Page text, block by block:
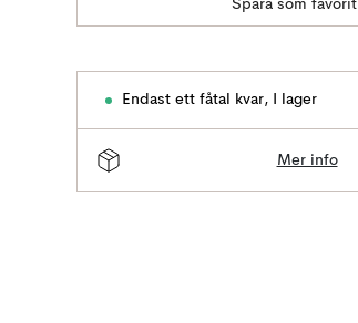
Spara som favorit
Endast ett fåtal kvar, I lager
Mer info